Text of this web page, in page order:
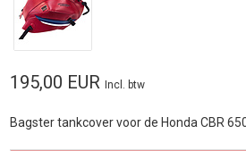
195,00 EUR Incl. btw
Bagster tankcover voor de Honda CBR